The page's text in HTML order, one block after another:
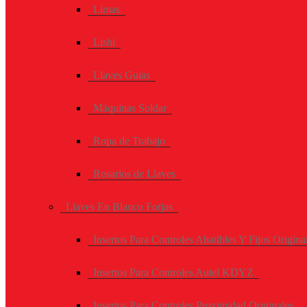
Limas
Lishi
Llaves Guias
Máquinas Soldar
Ropa de Trabajo
Rosarios de Llaves
Llaves En Blanco Forjas
Insertos Para Controles Abatibles Y Fijos
Insertos Para Controles Autel KDYZ